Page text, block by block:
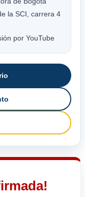
la SCI, carrera 4
por YouTube